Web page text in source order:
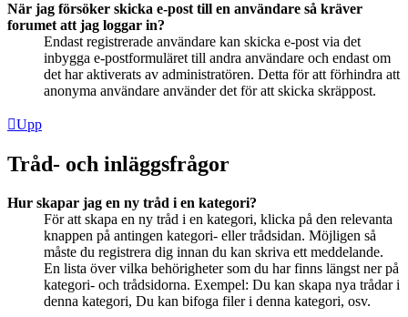
När jag försöker skicka e-post till en användare så kräver
forumet att jag loggar in?
Endast registrerade användare kan skicka e-post via det
inbygga e-postformuläret till andra användare och endast om
det har aktiverats av administratören. Detta för att förhindra att
anonyma användare använder det för att skicka skräppost.
Upp
Tråd- och inläggsfrågor
Hur skapar jag en ny tråd i en kategori?
För att skapa en ny tråd i en kategori, klicka på den relevanta
knappen på antingen kategori- eller trådsidan. Möjligen så
måste du registrera dig innan du kan skriva ett meddelande.
En lista över vilka behörigheter som du har finns längst ner på
kategori- och trådsidorna. Exempel: Du kan skapa nya trådar i
denna kategori, Du kan bifoga filer i denna kategori, osv.